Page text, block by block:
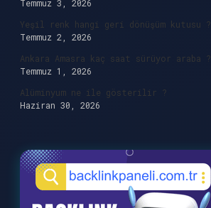
Temmuz 3, 2026
Yeşil renk hangi geri dönüşüm kutusu ?
Temmuz 2, 2026
Ankara Amasra kaç saat sürüyor araba ?
Temmuz 1, 2026
Alüminyum ne ile gösterilir ?
Haziran 30, 2026